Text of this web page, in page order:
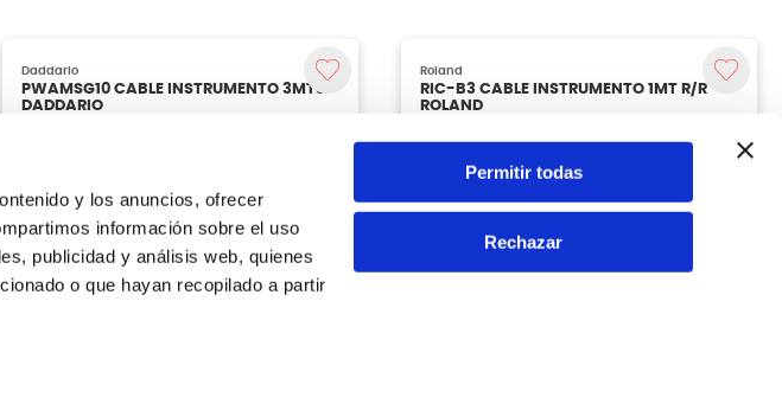
y los anuncios, ofrecer
información sobre el uso
publicidad y análisis web, quienes
o que hayan recopilado a partir
Permitir todas
Rechazar